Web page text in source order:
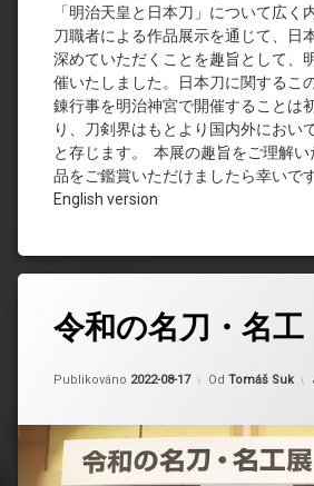
「明治天皇と日本刀」について広く
刀職者による作品展示を通じて、日
深めていただくことを趣旨として、
催いたしました。日本刀に関するこ
錬行事を明治神宮で開催することは
り、刀剣界はもとより国内外におい
と存じます。 本展の趣旨をご理解
品をご鑑賞いただけましたら幸いで
English version
令和の名刀・名工
Publikováno 2022-08-17
Aktualizováno
Od Tomáš Suk